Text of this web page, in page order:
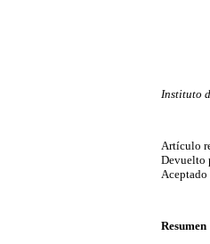
Instituto
Artículo
Devuelto
Aceptado
Resumen